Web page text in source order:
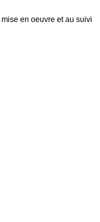
en oeuvre et au suivi